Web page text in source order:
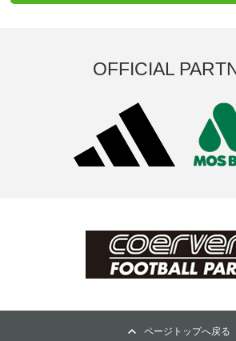
OFFICIAL
ページトップへ戻る